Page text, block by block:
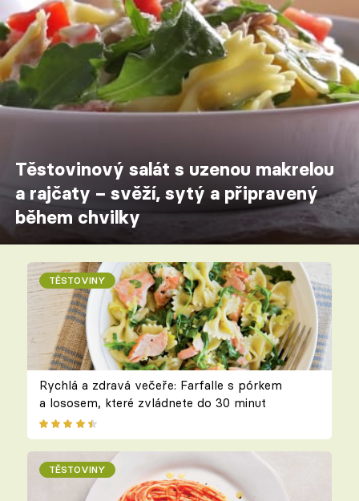
Těstovinový salát s uzenou makrelou
a rajčaty – svěží, sytý a připravený
během chvilky
TĚSTOVINY
Rychlá a zdravá večeře: Farfalle s pórkem
a lososem, které zvládnete do 30 minut
TĚSTOVINY